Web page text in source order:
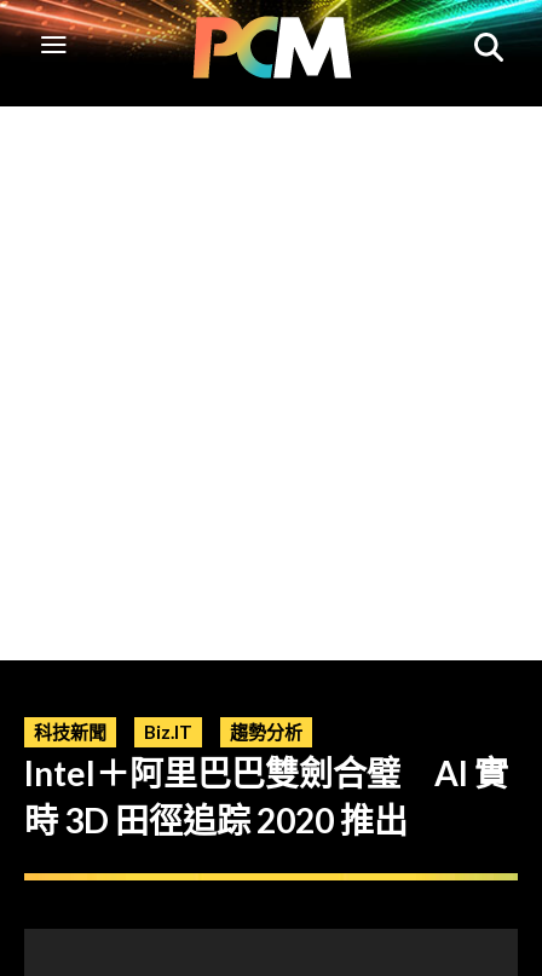
科技新聞 Biz.IT 趨勢分析
Intel＋阿里巴巴雙劍合璧 AI 實
時 3D 田徑追踪 2020 推出